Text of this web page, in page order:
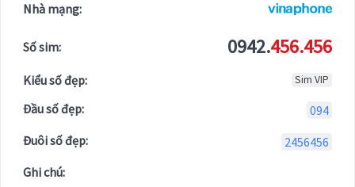
Nhà mạng:
Số sim: 0942.456.456
Kiểu số đẹp: Sim VIP
Đầu số đẹp:
094
Đuôi số đẹp:
2456456
Ghi chú: